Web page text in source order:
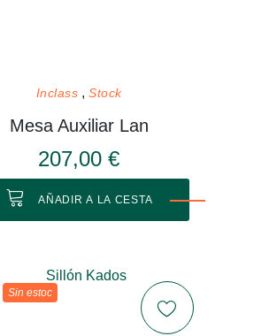
Inclass Stock
Mesa Auxiliar Lan
207,00 €
AÑADIR A LA CESTA
Sin estoc